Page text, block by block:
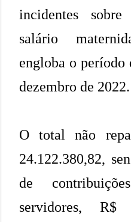
incidentes
salário
engloba o período
dezembro de 2022.
O total não
24.122.380,82,
de
servidores, R$